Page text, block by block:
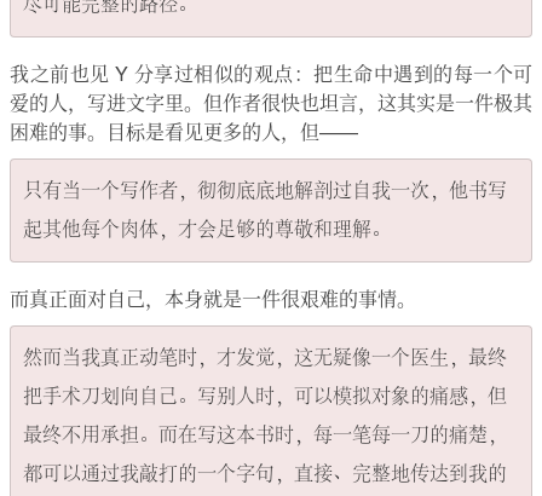
我之前也见 Y 分享过相似的观点：把生命中遇到的每一个可
爱的人，写进文字里。但作者很快也坦言，这其实是一件极其
困难的事。目标是看见更多的人，但——
只有当一个写作者，彻彻底底地解剖过自我一次，他书写
而真正面对自己，本身就是一件很艰难的事情。
然而当我真正动笔时，才发觉，这无疑像一个医生，最终
把手术刀划向自己。写别人时，可以模拟对象的痛感，但
最终不用承担。而在写这本书时，每一笔每一刀的痛楚，
都可以通过我敲打的一个字句，直接、完整地传达到我的